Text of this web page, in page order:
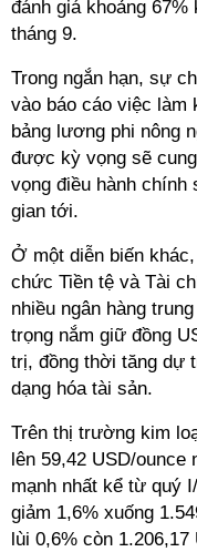
đánh giá khoảng
tháng 9.
Trong ngắn hạn, sự
vào báo cáo việc làm
bảng lương phi nông
được kỳ vọng sẽ
vọng điều hành chính
gian tới.
Ở một diễn biến
chức Tiền tệ và Tài
nhiều ngân hàng
trọng nắm giữ đồng
trị, đồng thời tăng dự
dạng hóa tài sản.
Trên thị trường kim
lên 59,42 USD/ounce
mạnh nhất kể từ quý
giảm 1,6% xuống
lùi 0,6% còn